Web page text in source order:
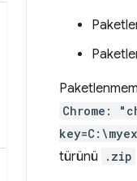
Chrome:
türünü
.zip